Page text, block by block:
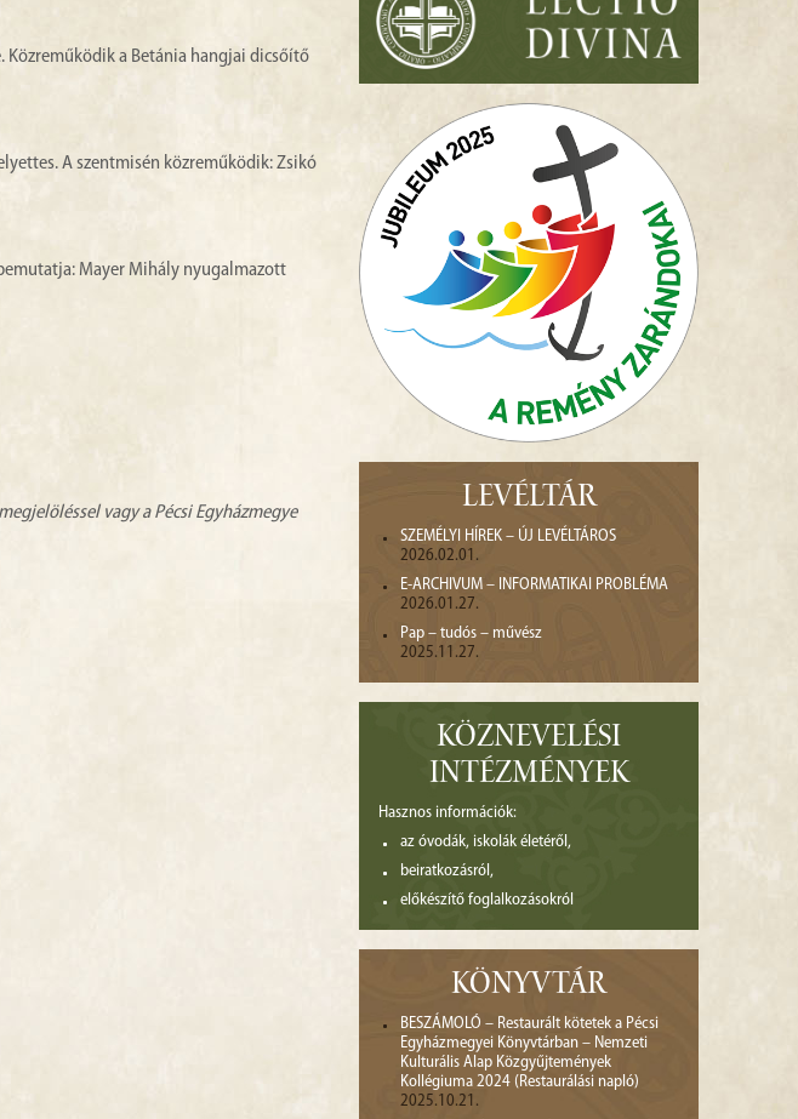
Közreműködik a Betánia hangjai dicsőítő
A szentmisén közreműködik: Zsikó
Mayer Mihály nyugalmazott
vagy a Pécsi Egyházmegye
LEVÉLTÁR
SZEMÉLYI HÍREK – ÚJ LEVÉLTÁROS
2026.02.01.
E-ARCHIVUM – INFORMATIKAI PROBLÉMA
2026.01.27.
Pap – tudós – művész
2025.11.27.
KÖZNEVELÉSI
INTÉZMÉNYEK
Hasznos információk:
az óvodák, iskolák életéről,
beiratkozásról,
előkészítő foglalkozásokról
KÖNYVTÁR
BESZÁMOLÓ – Restaurált kötetek a Pécsi
Egyházmegyei Könyvtárban – Nemzeti
Kulturális Alap Közgyűjtemények
Kollégiuma 2024 (Restaurálási napló)
2025.10.21.